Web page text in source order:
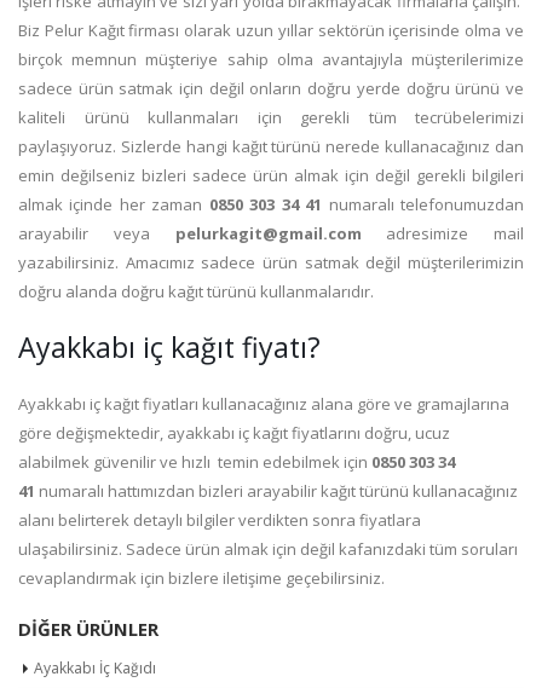
Biz Pelur Kağıt firması olarak uzun yıllar sektörün içerisinde olma ve
birçok memnun müşteriye sahip olma avantajıyla müşterilerimize
sadece ürün satmak için değil onların doğru yerde doğru ürünü ve
kaliteli ürünü kullanmaları için gerekli tüm tecrübelerimizi
paylaşıyoruz. Sizlerde hangi kağıt türünü nerede kullanacağınız dan
emin değilseniz bizleri sadece ürün almak için değil gerekli bilgileri
almak içinde her zaman 0850 303 34 41 numaralı telefonumuzdan
arayabilir veya pelurkagit@gmail.com adresimize mail
yazabilirsiniz. Amacımız sadece ürün satmak değil müşterilerimizin
doğru alanda doğru kağıt türünü kullanmalarıdır.
Ayakkabı iç kağıt fiyatı?
Ayakkabı iç kağıt fiyatları kullanacağınız alana göre ve gramajlarına
göre değişmektedir, ayakkabı iç kağıt fiyatlarını doğru, ucuz
alabilmek güvenilir ve hızlı temin edebilmek için 0850 303 34
41 numaralı hattımızdan bizleri arayabilir kağıt türünü kullanacağınız
alanı belirterek detaylı bilgiler verdikten sonra fiyatlara
ulaşabilirsiniz. Sadece ürün almak için değil kafanızdaki tüm soruları
cevaplandırmak için bizlere iletişime geçebilirsiniz.
DIĞER ÜRÜNLER
Ayakkabı İç Kağıdı